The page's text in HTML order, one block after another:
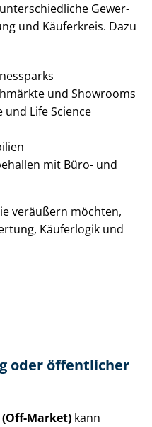
Ge­wer­
und Käuferkreis. Dazu
und Showrooms
Life Science
mit Büro- und
veräußern möchten,
Käuferlogik und
oder öffentlicher
Market) kann